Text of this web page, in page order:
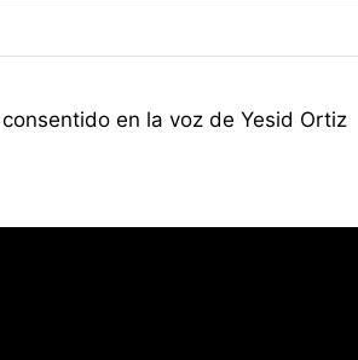
en la voz de Yesid Ortiz